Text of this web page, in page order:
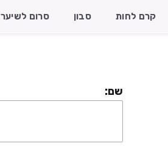
קרם לחות סבון סרום לשיער
שם: